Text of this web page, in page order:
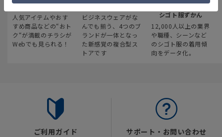
最新のお買い得情報
人気アイテムやおす
すめ商品などの“おト
ク“が満載のチラシが
Webでも見られる！
スーツスクエア
ビジネスウェアがな
んでも揃う、4つのブ
ランドが一体となっ
た新感覚の複合型ス
トアです
みんなの
シゴト服ずかん
12,000人以上の業界
や職種、シーンなど
のシゴト服の着用傾
向をデータ化。
ご利用ガイド サポート・お問い合わせ